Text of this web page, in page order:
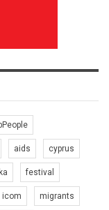
aids cyprus
festival
icom migrants